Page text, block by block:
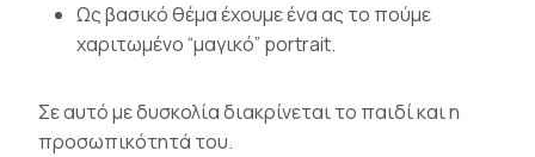
Ως βασικό θέμα έχουμε ένα ας το πούμε
χαριτωμένο “μαγικό” portrait.
Σε αυτό με δυσκολία διακρίνεται το παιδί και η
προσωπικότητά του.